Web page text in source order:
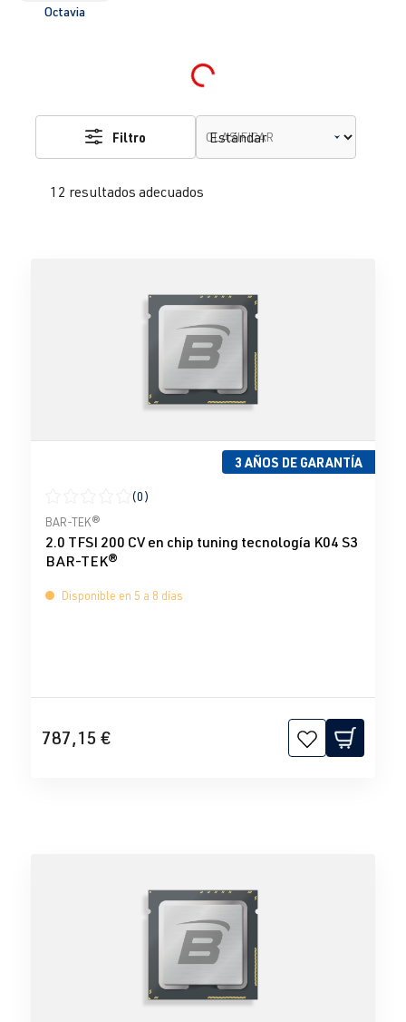
Octavia
Loading...
12 resultados adecuados
Filtro CLASIFICAR
3 AÑOS DE GARANTÍA
Calificación promedio de 0 de 5 estrellas
(0)
BAR-TEK®
2.0 TFSI 200 CV en chip tuning tecnología K04 S3
BAR-TEK®
Disponible en 5 a 8 días
787,15 €